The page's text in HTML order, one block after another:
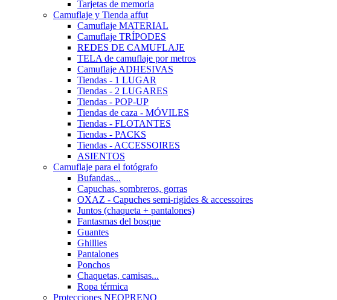
Tarjetas de memoria
Camuflaje y Tienda affut
Camuflaje MATERIAL
Camuflaje TRÍPODES
REDES DE CAMUFLAJE
TELA de camuflaje por metros
Camuflaje ADHESIVAS
Tiendas - 1 LUGAR
Tiendas - 2 LUGARES
Tiendas - POP-UP
Tiendas de caza - MÓVILES
Tiendas - FLOTANTES
Tiendas - PACKS
Tiendas - ACCESSOIRES
ASIENTOS
Camuflaje para el fotógrafo
Bufandas...
Capuchas, sombreros, gorras
OXAZ - Capuches semi-rigides & accessoires
Juntos (chaqueta + pantalones)
Fantasmas del bosque
Guantes
Ghillies
Pantalones
Ponchos
Chaquetas, camisas...
Ropa térmica
Protecciones NEOPRENO